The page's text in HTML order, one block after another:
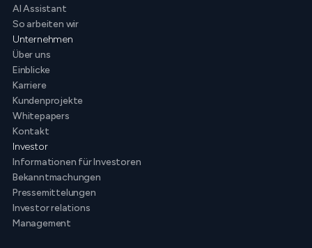
AI Assistant
So arbeiten wir
Unternehmen
Über uns
Einblicke
Karriere
Kundenprojekte
Whitepapers
Kontakt
Investor
Informationen für Investoren
Bekanntmachungen
Pressemittelungen
Investor relations
Management